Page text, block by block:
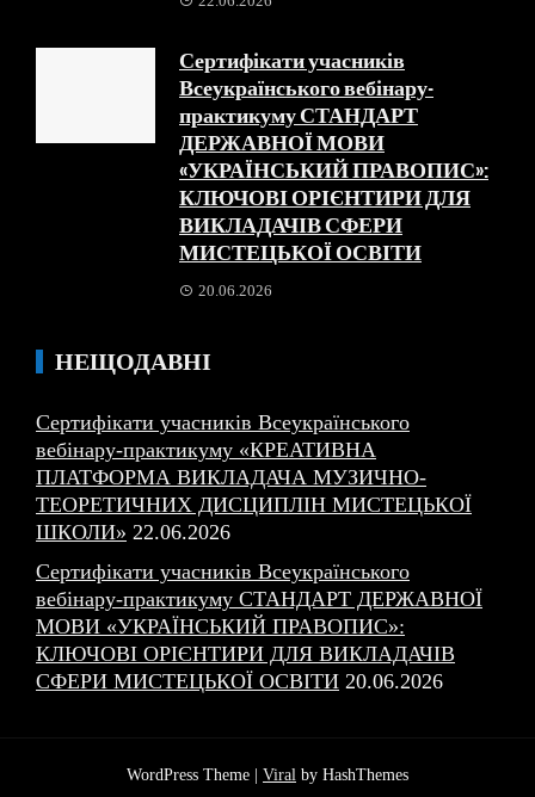
Сертифікати учасників
Всеукраїнського вебінару-
практикуму СТАНДАРТ
ДЕРЖАВНОЇ МОВИ
«УКРАЇНСЬКИЙ ПРАВОПИС»:
КЛЮЧОВІ ОРІЄНТИРИ ДЛЯ
ВИКЛАДАЧІВ СФЕРИ
МИСТЕЦЬКОЇ ОСВІТИ
20.06.2026
НЕЩОДАВНІ
Сертифікати учасників Всеукраїнського
вебінару-практикуму «КРЕАТИВНА
ПЛАТФОРМА ВИКЛАДАЧА МУЗИЧНО-
ТЕОРЕТИЧНИХ ДИСЦИПЛІН МИСТЕЦЬКОЇ
ШКОЛИ» 22.06.2026
Сертифікати учасників Всеукраїнського
вебінару-практикуму СТАНДАРТ ДЕРЖАВНОЇ
МОВИ «УКРАЇНСЬКИЙ ПРАВОПИС»:
КЛЮЧОВІ ОРІЄНТИРИ ДЛЯ ВИКЛАДАЧІВ
СФЕРИ МИСТЕЦЬКОЇ ОСВІТИ 20.06.2026
WordPress Theme | Viral by HashThemes